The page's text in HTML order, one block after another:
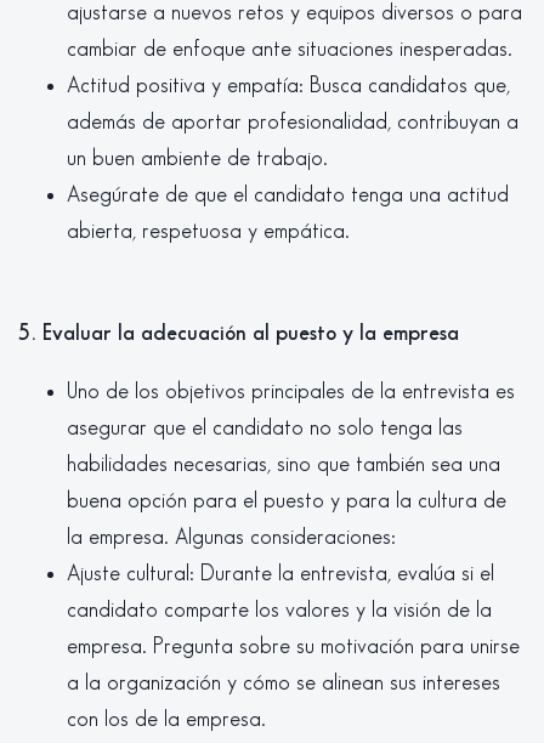
ajustarse a nuevos retos y equipos diversos o para
cambiar de enfoque ante situaciones inesperadas.
Actitud positiva y empatía: Busca candidatos que,
además de aportar profesionalidad, contribuyan a
un buen ambiente de trabajo.
Asegúrate de que el candidato tenga una actitud
abierta, respetuosa y empática.
5. Evaluar la adecuación al puesto y la empresa
Uno de los objetivos principales de la entrevista es
asegurar que el candidato no solo tenga las
habilidades necesarias, sino que también sea una
buena opción para el puesto y para la cultura de
la empresa. Algunas consideraciones:
Ajuste cultural: Durante la entrevista, evalúa si el
candidato comparte los valores y la visión de la
empresa. Pregunta sobre su motivación para unirse
a la organización y cómo se alinean sus intereses
con los de la empresa.